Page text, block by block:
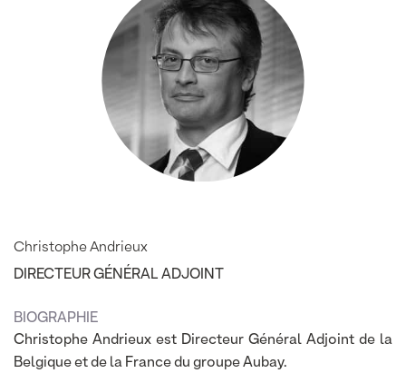
Christophe Andrieux
DIRECTEUR GÉNÉRAL ADJOINT
BIOGRAPHIE
Christophe Andrieux est Directeur Général Adjoint de la
Belgique et de la France du groupe Aubay.